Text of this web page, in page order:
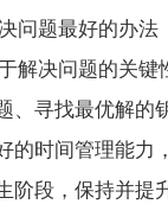
问题最好的办法
解决问题的关
、寻找最优解的
的时间管理能
段，保持并提